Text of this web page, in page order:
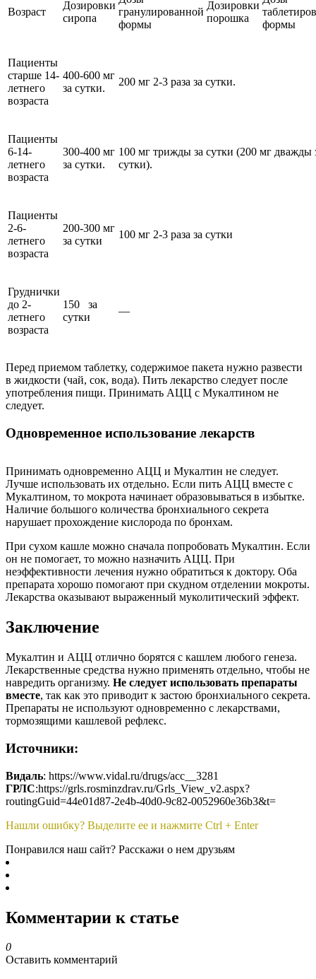
Возраст
Дозировки
сиропа
гранулированной
формы
Дозировки
порошка
формы
Пациенты
старше 14-
летнего
возраста
400-600 мг
за сутки.
200 мг 2-3 раза за сутки.
Пациенты
6-14-
летнего
возраста
300-400 мг
за сутки.
100 мг трижды за сутки (200 мг дважды
сутки).
Пациенты
2-6-
летнего
возраста
200-300 мг
за сутки
100 мг 2-3 раза за сутки
Груднички
до 2-
летнего
возраста
150 за
сутки
—
Перед приемом таблетку, содержимое пакета нужно развести
в жидкости (чай, сок, вода). Пить лекарство следует после
употребления пищи. Принимать АЦЦ с Мукалтином не
следует.
Одновременное использование лекарств
Принимать одновременно АЦЦ и Мукалтин не следует.
Лучше использовать их отдельно. Если пить АЦЦ вместе с
Мукалтином, то мокрота начинает образовываться в избытке.
Наличие большого количества бронхиального секрета
нарушает прохождение кислорода по бронхам.
При сухом кашле можно сначала попробовать Мукалтин. Если
он не помогает, то можно назначить АЦЦ. При
неэффективности лечения нужно обратиться к доктору. Оба
препарата хорошо помогают при скудном отделении мокроты.
Лекарства оказывают выраженный муколитический эффект.
Заключение
Мукалтин и АЦЦ отлично борятся с кашлем любого генеза.
Лекарственные средства нужно применять отдельно, чтобы не
навредить организму. Не следует использовать препараты
вместе, так как это приводит к застою бронхиального секрета.
Препараты не используют одновременно с лекарствами,
тормозящими кашлевой рефлекс.
Источники:
Видаль: https://www.vidal.ru/drugs/acc__3281
ГРЛС:https://grls.rosminzdrav.ru/Grls_View_v2.aspx?
routingGuid=44e01d87-2e4b-40d0-9c82-0052960e36b3&t=
Нашли ошибку? Выделите ее и нажмите Ctrl + Enter
Понравился наш сайт? Расскажи о нем друзьям
Комментарии к статье
0
Оставить комментарий